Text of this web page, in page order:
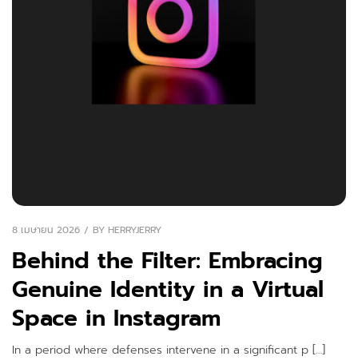
8 เมษายน 2026 BY HERRYJERRY
Behind the Filter: Embracing
Genuine Identity in a Virtual
Space in Instagram
In a period where defenses intervene in a significant p […]